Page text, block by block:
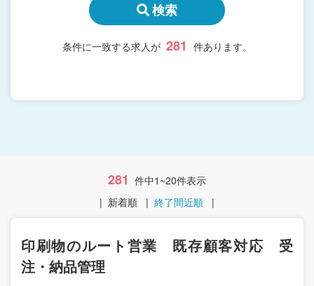
検索
条件に一致する求人が 281 件あります。
281 件中1~20件表示
| 新着順 | 終了間近順 |
印刷物のルート営業 既存顧客対応 受
注・納品管理